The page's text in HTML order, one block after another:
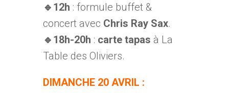
🔹12h : formule buffet &
concert avec Chris Ray Sax.
🔹18h-20h : carte tapas à La
Table des Oliviers.
DIMANCHE 20 AVRIL :